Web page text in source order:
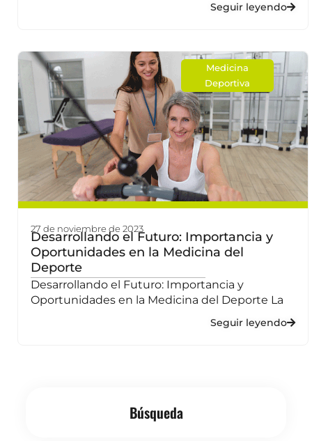
Seguir leyendo
Medicina
Deportiva
27 de noviembre de 2023
Desarrollando el Futuro: Importancia y
Oportunidades en la Medicina del
Deporte
Desarrollando el Futuro: Importancia y
Oportunidades en la Medicina del Deporte La
Seguir leyendo
Búsqueda